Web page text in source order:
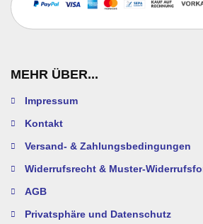
MEHR ÜBER...
Impressum
Kontakt
Versand- & Zahlungsbedingungen
Widerrufsrecht & Muster-
AGB
Privatsphäre und Datenschutz